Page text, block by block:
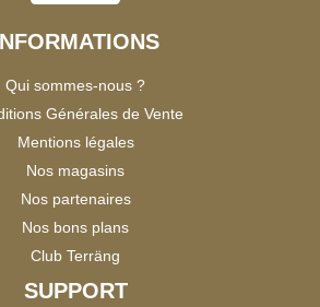
Qui sommes-nous ?
Générales de Vente
Mentions légales
Nos magasins
Nos partenaires
Nos bons plans
Club Terräng
SUPPORT